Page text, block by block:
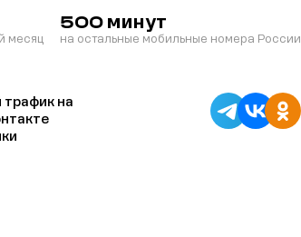
месяц
500 минут
на остальные мобильные номера России
на